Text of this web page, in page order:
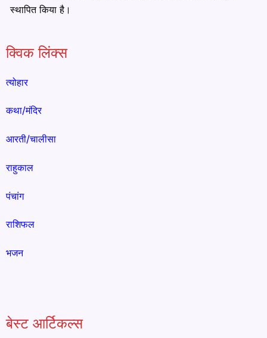
स्थापित किया है।
क्विक लिंक्स
त्योहार
कथा/मंदिर
आरती/चालीसा
राहुकाल
पंचांग
राशिफल
भजन
बेस्ट आर्टिकल्स